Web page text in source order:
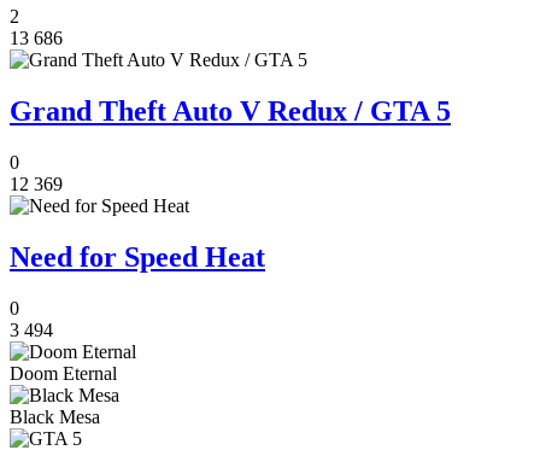
2
13 686
Grand Theft Auto V Redux / GTA 5
0
12 369
Need for Speed Heat
0
3 494
Doom Eternal
Black Mesa